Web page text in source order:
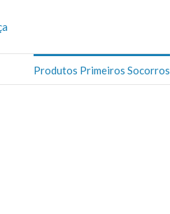
Produtos Primeiros Socorros